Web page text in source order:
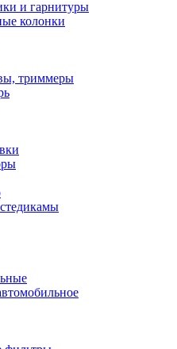
и гарнитуры
колонки
триммеры